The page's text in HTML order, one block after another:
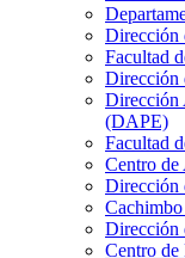
Dirección
Facultad
Dirección
Dirección
(DAPE)
Facultad
Centro
Dirección
Dirección
Centro de